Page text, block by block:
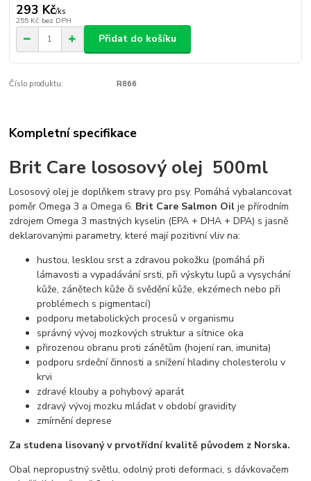
293 Kč/ks
255 Kč bez DPH
Přidat do košíku
Číslo produktu: R866
Kompletní specifikace
Brit Care lososový olej 500ml
Lososový olej je doplňkem stravy pro psy. Pomáhá vybalancovat
poměr Omega 3 a Omega 6. Brit Care Salmon Oil je přírodním
zdrojem Omega 3 mastných kyselin (EPA + DHA + DPA) s jasně
deklarovanými parametry, které mají pozitivní vliv na:
hustou, lesklou srst a zdravou pokožku (pomáhá při
lámavosti a vypadávání srsti, při výskytu lupů a vysychání
kůže, zánětech kůže či svědění kůže, ekzémech nebo při
problémech s pigmentací)
podporu metabolických procesů v organismu
správný vývoj mozkových struktur a sítnice oka
přirozenou obranu proti zánětům (hojení ran, imunita)
podporu srdeční činnosti a snížení hladiny cholesterolu v
krvi
zdravé klouby a pohybový aparát
zdravý vývoj mozku mláďat v období gravidity
zmírnění deprese
Za studena lisovaný v prvotřídní kvalitě původem z Norska.
Obal nepropustný světlu, odolný proti deformaci, s dávkovačem